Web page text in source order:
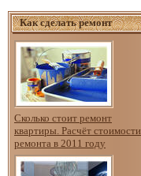
Как сделать ремонт
Сколько стоит ремонт
квартиры. Расчёт стоимости
ремонта в 2011 году